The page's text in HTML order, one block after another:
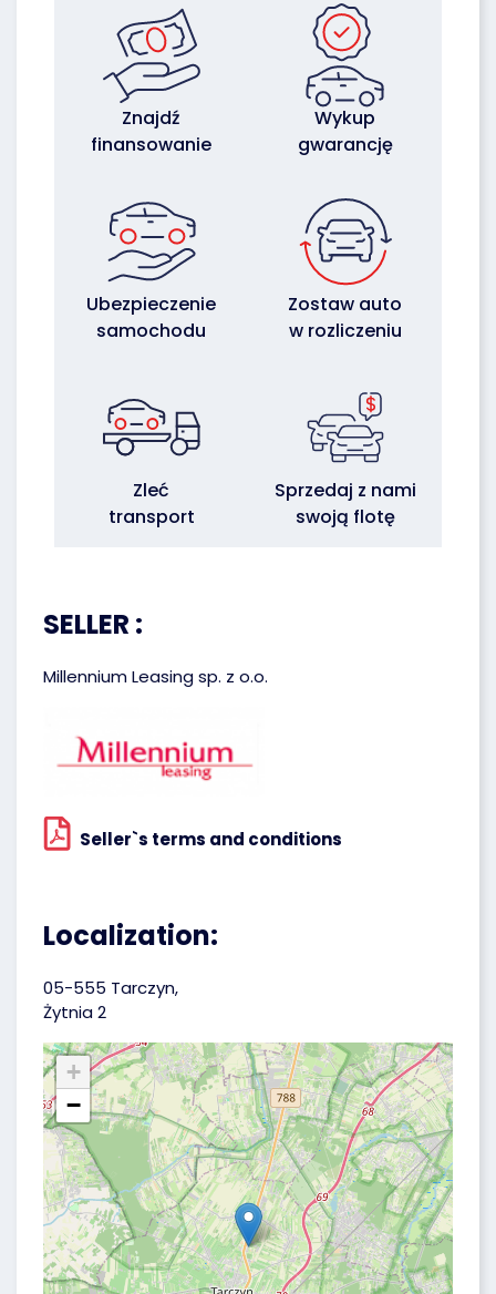
Znajdź
finansowanie
Wykup
gwarancję
Ubezpieczenie
samochodu
Zostaw auto
w rozliczeniu
Zleć
transport
Sprzedaj z nami
swoją flotę
SELLER :
Millennium Leasing sp. z o.o.
Seller`s terms and conditions
Localization:
05-555 Tarczyn,
Żytnia 2
+
−